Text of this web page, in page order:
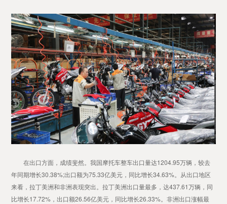
在出口方面，成绩斐然。我国摩托车整车出口量达1204.95万辆，较去
年同期增长30.38%;出口额为75.33亿美元，同比增长34.63%。从出口地区
来看，拉丁美洲和非洲表现突出。拉丁美洲出口量最多，达437.61万辆，同
比增长17.72%，出口额26.56亿美元，同比增长26.33%。非洲出口涨幅最